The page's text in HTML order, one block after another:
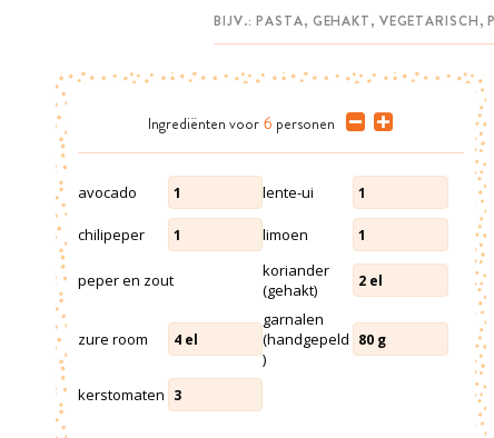
Ingrediënten voor 6 personen
avocado 1 lente-ui 1
chilipeper 1 limoen 1
peper en zout
koriander
(gehakt)
2 el
zure room 4 el
garnalen
(handgepeld
)
80 g
kerstomaten 3